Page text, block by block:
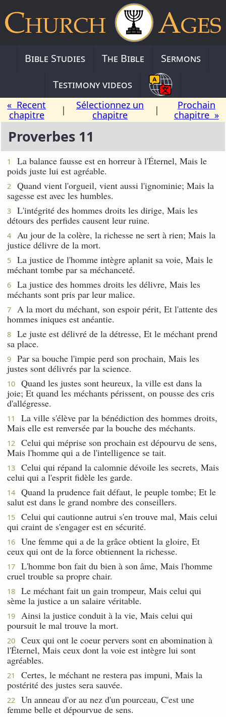
Bible Studies The Bible
Sermons
Testimony videos
« Recent
chapitre
|
Sélectionnez un
chapitre
|
Prochain
chapitre »
Proverbes 11
1
La balance fausse est en horreur à l'Éternel, Mais le
poids juste lui est agréable.
2
Quand vient l'orgueil, vient aussi l'ignominie; Mais la
sagesse est avec les humbles.
3
L'intégrité des hommes droits les dirige, Mais les
détours des perfides causent leur ruine.
4
Au jour de la colère, la richesse ne sert à rien; Mais la
justice délivre de la mort.
5
La justice de l'homme intègre aplanit sa voie, Mais le
méchant tombe par sa méchanceté.
6
La justice des hommes droits les délivre, Mais les
méchants sont pris par leur malice.
7
A la mort du méchant, son espoir périt, Et l'attente des
hommes iniques est anéantie.
8
Le juste est délivré de la détresse, Et le méchant prend
sa place.
9
Par sa bouche l'impie perd son prochain, Mais les
justes sont délivrés par la science.
10
Quand les justes sont heureux, la ville est dans la
joie; Et quand les méchants périssent, on pousse des cris
d'allégresse.
11
La ville s'élève par la bénédiction des hommes droits,
Mais elle est renversée par la bouche des méchants.
12
Celui qui méprise son prochain est dépourvu de sens,
Mais l'homme qui a de l'intelligence se tait.
13
Celui qui répand la calomnie dévoile les secrets, Mais
celui qui a l'esprit fidèle les garde.
14
Quand la prudence fait défaut, le peuple tombe; Et le
salut est dans le grand nombre des conseillers.
15
Celui qui cautionne autrui s'en trouve mal, Mais celui
qui craint de s'engager est en sécurité.
16
Une femme qui a de la grâce obtient la gloire, Et
ceux qui ont de la force obtiennent la richesse.
17
L'homme bon fait du bien à son âme, Mais l'homme
cruel trouble sa propre chair.
18
Le méchant fait un gain trompeur, Mais celui qui
sème la justice a un salaire véritable.
19
Ainsi la justice conduit à la vie, Mais celui qui
poursuit le mal trouve la mort.
20
Ceux qui ont le coeur pervers sont en abomination à
l'Éternel, Mais ceux dont la voie est intègre lui sont
agréables.
21
Certes, le méchant ne restera pas impuni, Mais la
postérité des justes sera sauvée.
22
Un anneau d'or au nez d'un pourceau, C'est une
femme belle et dépourvue de sens.